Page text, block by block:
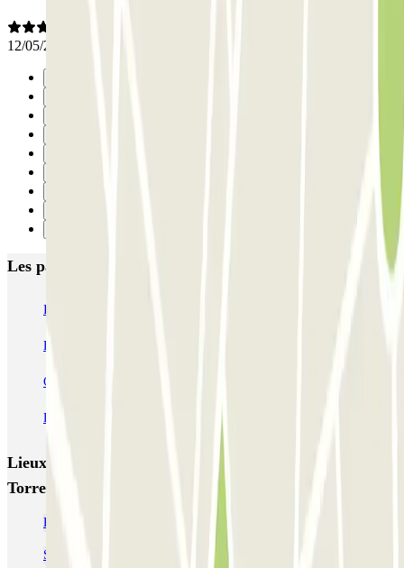
12/05/2025
Les parkings les mieux notés à Madrid
IC Alenza-Ponzano
HOMELY Azcona
Coslada (Avenida de América)
EMT Marqués de Salamanca Avenida de Portugal EMT
Lieux et événements intéressants à proximité HOMELY
Torrelaguna
Parking Movistar Arena Madrid pas cher (ex WiZink Center)
Se garer dans le quartier de Chueca